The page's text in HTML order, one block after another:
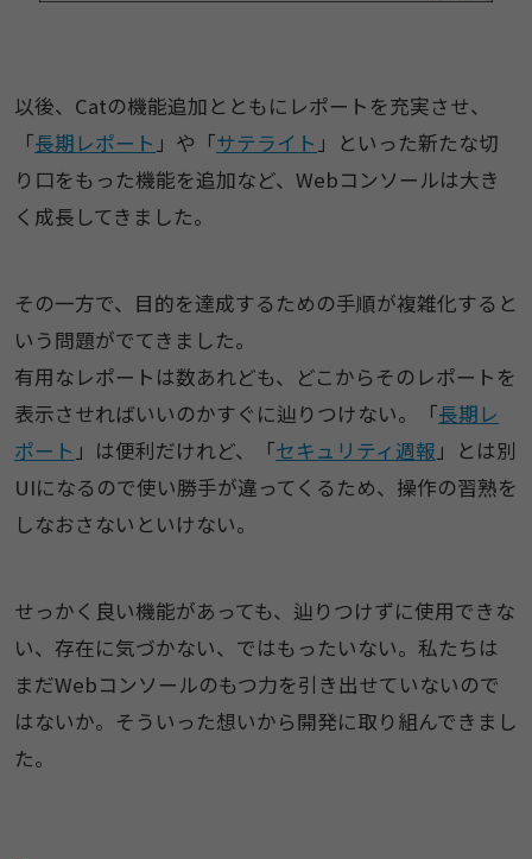
以後、Catの機能追加とともにレポートを充実させ、
「長期レポート 」や「サテライト 」といった新たな切
り口をもった機能を追加など、Webコンソールは大き
く成長してきました。
その一方で、目的を達成するための手順が複雑化すると
いう問題がでてきました。
有用なレポートは数あれども、どこからそのレポートを
表示させればいいのかすぐに辿りつけない。「長期レ
ポート 」は便利だけれど、「セキュリティ週報 」とは別
UIになるので使い勝手が違ってくるため、操作の習熟を
しなおさないといけない。
せっかく良い機能があっても、辿りつけずに使用できな
い、存在に気づかない、ではもったいない。私たちは
まだWebコンソールのもつ力を引き出せていないので
はないか。そういった想いから開発に取り組んできまし
た。